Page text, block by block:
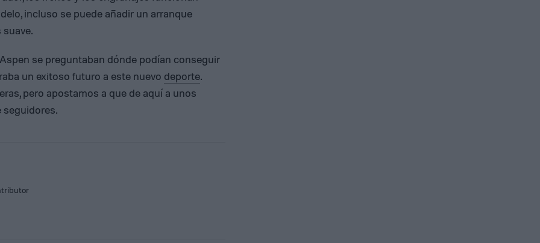
incluso se puede añadir un arranque
se preguntaban dónde podían conseguir
un exitoso futuro a este nuevo deporte.
pero apostamos a que de aquí a unos
seguidores.